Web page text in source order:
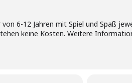
6-12 Jahren mit Spiel und Spaß
keine Kosten. Weitere